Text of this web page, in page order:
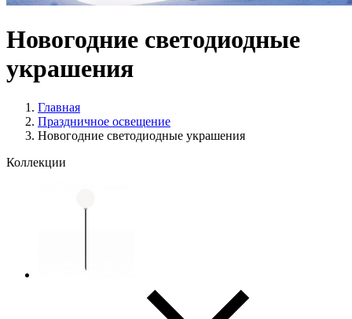
Новогодние светодиодные
украшения
Главная
Праздничное освещение
Новогодние светодиодные украшения
Коллекции